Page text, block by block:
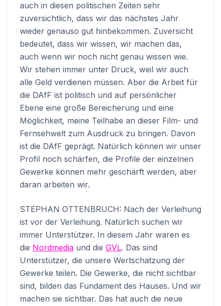
auch in diesen politischen Zeiten sehr
zuversichtlich, dass wir das nächstes Jahr
wieder genauso gut hinbekommen. Zuversicht
bedeutet, dass wir wissen, wir machen das,
auch wenn wir noch nicht genau wissen wie.
Wir stehen immer unter Druck, weil wir auch
alle Geld verdienen müssen. Aber die Arbeit für
die DAfF ist politisch und auf persönlicher
Ebene eine große Bereicherung und eine
Möglichkeit, meine Teilhabe an dieser Film- und
Fernsehwelt zum Ausdruck zu bringen. Davon
ist die DAfF geprägt. Natürlich können wir unser
Profil noch schärfen, die Profile der einzelnen
Gewerke können mehr geschärft werden, aber
daran arbeiten wir.
STEPHAN OTTENBRUCH: Nach der Verleihung
ist vor der Verleihung. Natürlich suchen wir
immer Unterstützer. In diesem Jahr waren es
die Nordmedia und die GVL. Das sind
Unterstützer, die unsere Wertschätzung der
Gewerke teilen. Die Gewerke, die nicht sichtbar
sind, bilden das Fundament des Hauses. Und wir
machen sie sichtbar. Das hat auch die neue